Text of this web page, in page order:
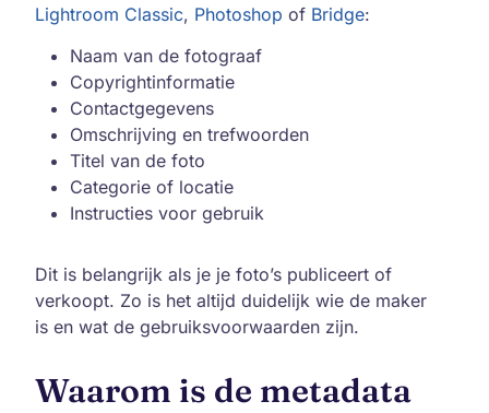
Lightroom Classic, Photoshop of Bridge:
Naam van de fotograaf
Copyrightinformatie
Contactgegevens
Omschrijving en trefwoorden
Titel van de foto
Categorie of locatie
Instructies voor gebruik
Dit is belangrijk als je je foto’s publiceert of
verkoopt. Zo is het altijd duidelijk wie de maker
is en wat de gebruiksvoorwaarden zijn.
Waarom is de metadata